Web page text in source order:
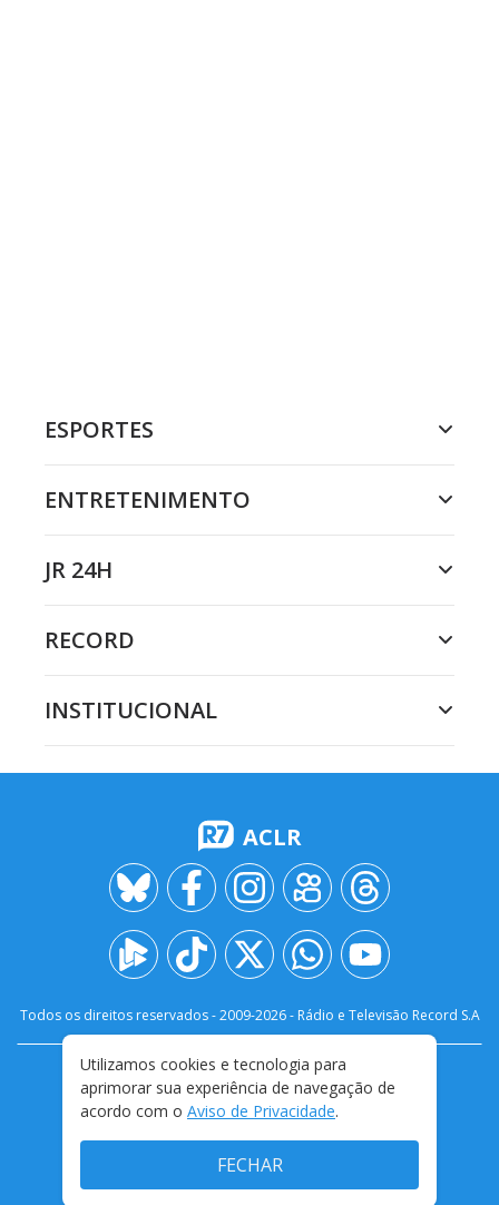
ESPORTES
ENTRETENIMENTO
JR 24H
RECORD
INSTITUCIONAL
ACLR
Todos os direitos reservados - 2009-2026- Rádio e Televisão Record S.A
FALE CONOSCO
PRIVACIDADE
TERMOS E CONDIÇÕES DE USO
Utilizamos cookies e tecnologia para
aprimorar sua experiência de navegação de
acordo com o Aviso de Privacidade.
FECHAR